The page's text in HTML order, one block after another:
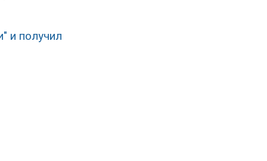
и получил